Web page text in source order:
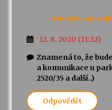
Varhanní
3. 7. 2026
Petr Adamec
30. 6. 2026
Anonym napsal:
12. 8. 2020 (11:22)
Znamená to, že
a komunikace u
2520/35 a další..)
Odpovědět